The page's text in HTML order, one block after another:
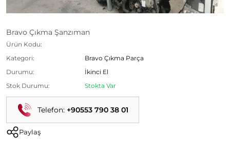
Bravo Çıkma Şanzıman
Ürün Kodu:
Kategori:
Bravo Çıkma Parça
Durumu:
İkinci El
Stok Durumu:
Stokta Var
Telefon: +90553 790 38 01
Paylaş